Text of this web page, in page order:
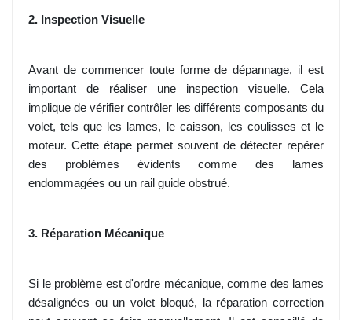
2. Inspection Visuelle
Avant de commencer toute forme de dépannage, il est
important de réaliser une inspection visuelle. Cela
implique de vérifier contrôler les différents composants du
volet, tels que les lames, le caisson, les coulisses et le
moteur. Cette étape permet souvent de détecter repérer
des problèmes évidents comme des lames
endommagées ou un rail guide obstrué.
3. Réparation Mécanique
Si le problème est d'ordre mécanique, comme des lames
désalignées ou un volet bloqué, la réparation correction